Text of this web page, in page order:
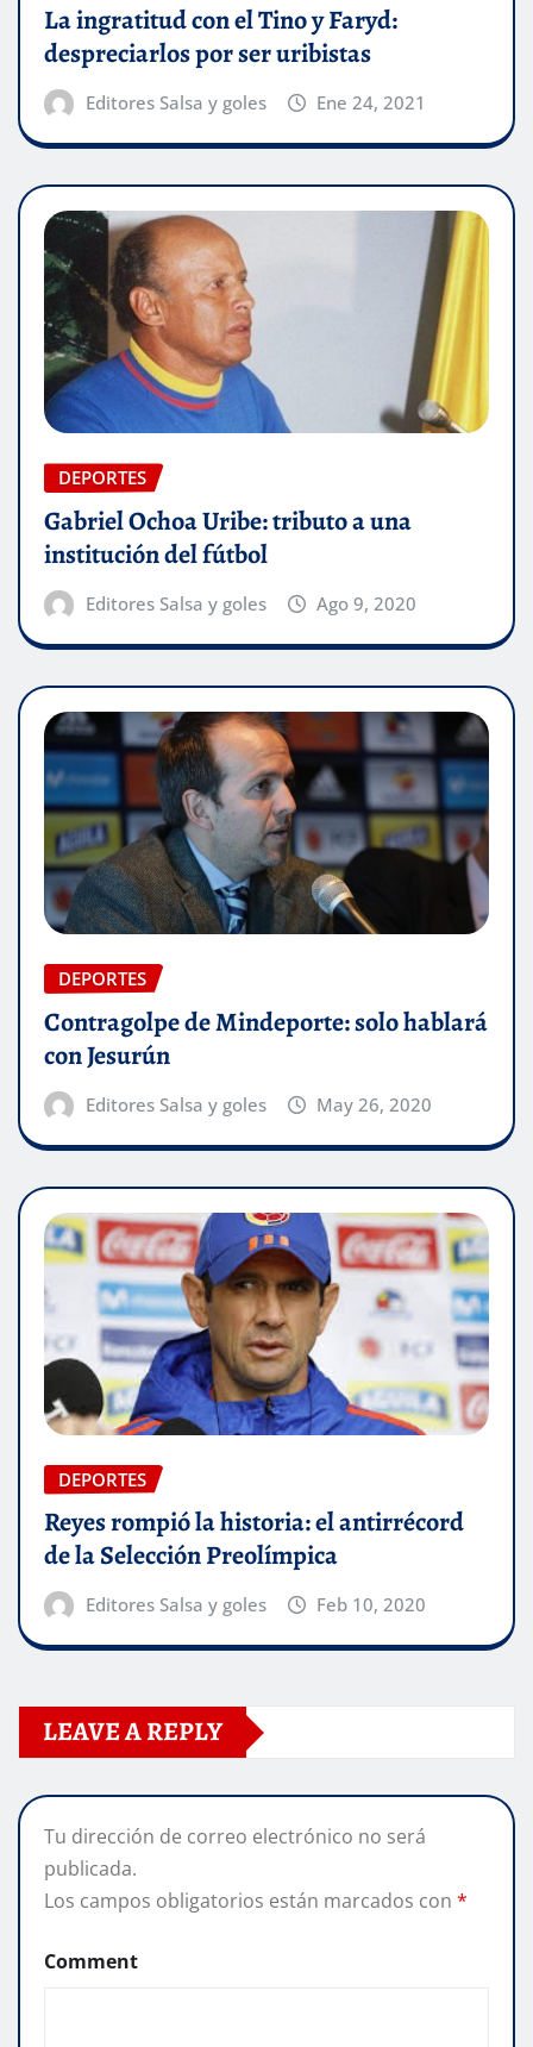
La ingratitud con el Tino y Faryd:
despreciarlos por ser uribistas
Editores Salsa y goles Ene 24, 2021
DEPORTES
Gabriel Ochoa Uribe: tributo a una
institución del fútbol
Editores Salsa y goles Ago 9, 2020
DEPORTES
Contragolpe de Mindeporte: solo hablará
con Jesurún
Editores Salsa y goles May 26, 2020
DEPORTES
Reyes rompió la historia: el antirrécord
de la Selección Preolímpica
Editores Salsa y goles Feb 10, 2020
LEAVE A REPLY
Tu dirección de correo electrónico no será
publicada.
Los campos obligatorios están marcados con *
Comment